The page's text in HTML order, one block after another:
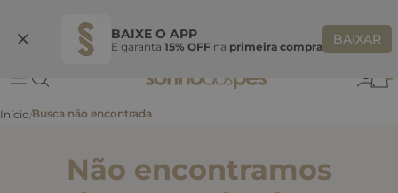
BAIXE O APP
E garanta 15% OFF na primeira compra BAIXAR
BEMVINDASONHO
Não encontramos